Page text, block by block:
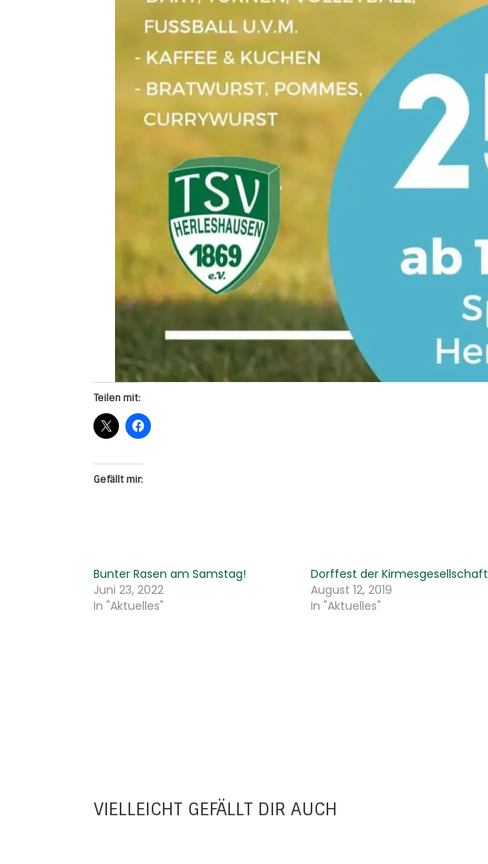
Teilen mit:
Gefällt mir:
Bunter Rasen am Samstag!
Juni 23, 2022
In "Aktuelles"
Dorffest der Kirmesgesellschaft
August 12, 2019
In "Aktuelles"
VIELLEICHT GEFÄLLT DIR AUCH